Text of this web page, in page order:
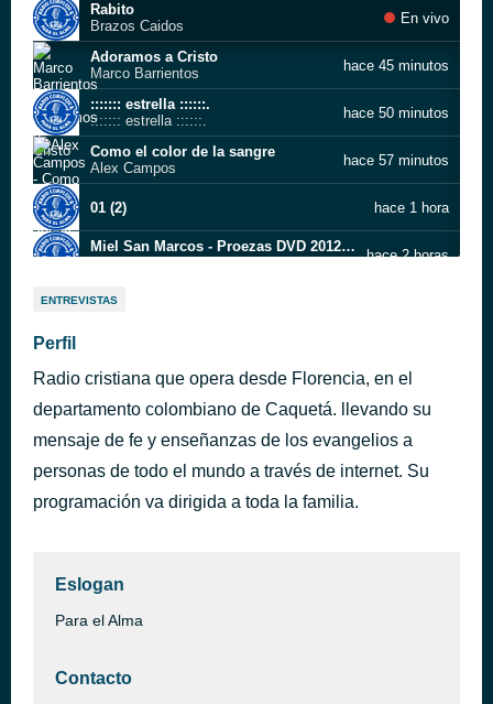
Rabito
Brazos Caidos
En vivo
Adoramos a Cristo
Marco Barrientos
hace 45 minutos
::::::: estrella ::::::.
::::::: estrella ::::::.
hace 50 minutos
Como el color de la sangre
Alex Campos
hace 57 minutos
01 (2) hace 1 hora
Miel San Marcos - Proezas DVD 2012 en vivo (live)
hace 2 horas
Ven a Caminar Con Cristo
El Dios Que Me Ve (www.LABOMBAMUSICAL.com)
hace 2 horas
ENTREVISTAS
Perfil
Radio cristiana que opera desde Florencia, en el
departamento colombiano de Caquetá. llevando su
mensaje de fe y enseñanzas de los evangelios a
personas de todo el mundo a través de internet. Su
programación va dirigida a toda la familia.
Eslogan
Para el Alma
Contacto